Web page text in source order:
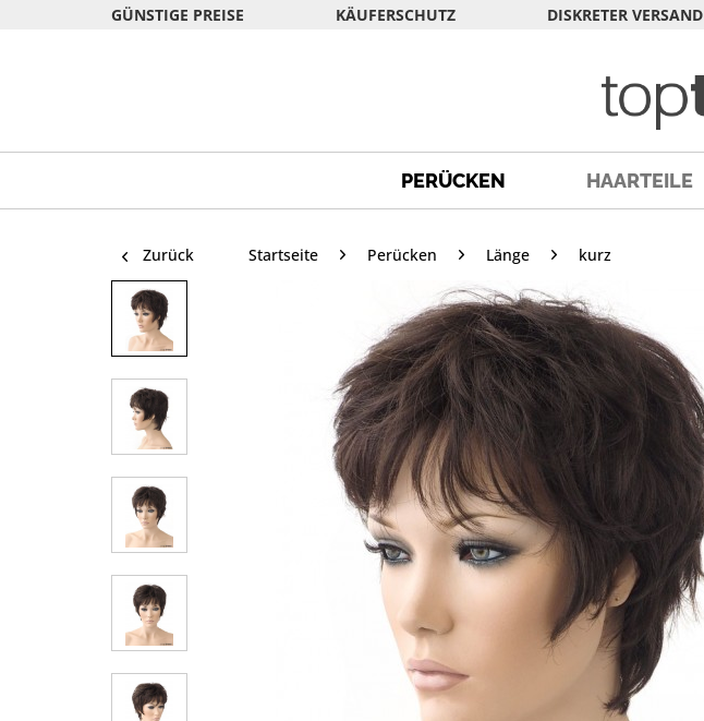
GÜNSTIGE PREISE KÄUFERSCHUTZ DISKRETER VERSAND
PERÜCKEN HAARTEILE
Zurück Startseite Perücken Länge kurz